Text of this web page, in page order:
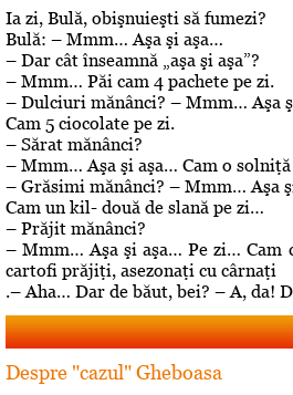
Ia zi, Bulă, obişnuieşti să fumezi?
Bulă: – Mmm… Aşa şi aşa…
– Dar cât înseamnă „aşa şi aşa”?
– Mmm… Păi cam 4 pachete pe zi.
– Dulciuri mănânci? – Mmm… Aşa
Cam 5 ciocolate pe zi.
– Sărat mănânci?
– Mmm… Aşa şi aşa… Cam o
– Grăsimi mănânci? – Mmm… Aşa
Cam un kil- două de slană pe zi…
– Prăjit mănânci?
– Mmm… Aşa şi aşa… Pe zi… Cam
cartofi prăjiţi, asezonaţi cu cârnaţi
.– Aha… Dar de băut, bei? – A, da!
Despre "cazul" Gheboasa